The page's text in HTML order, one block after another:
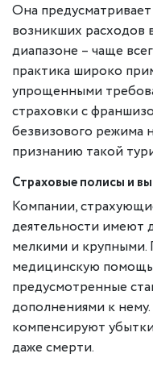
Она
возникших
диапазоне – чаще
практика широко
упрощенными
страховки с
безвизового режима
признанию такой
Страховые полисы и
Компании,
деятельности имеют
мелкими и
медицинскую помощь
предусмотренные
дополнениями к
компенсируют
даже смерти.